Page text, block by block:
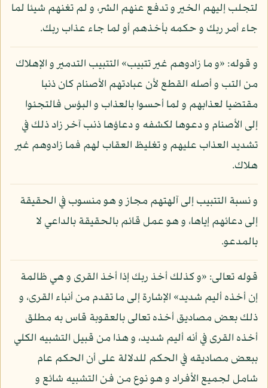
لتجلب إليهم الخير و تدفع عنهم الشر، و لم تغنهم شيئا لما
جاء أمر ربك و حكمه بأخذهم أو لما جاء عذاب ربك.
و قوله: «و ما زادوهم غير تتبيب» التتبيب التدمير و الإهلاك
من التب و أصله القطع لأن عبادتهم الأصنام كان ذنبا
مقتضيا لعذابهم و لما أحسوا بالعذاب و البؤس فالتجئوا
إلى الأصنام و دعوها لكشفه و دعاؤها ذنب آخر زاد ذلك في
تشديد العذاب عليهم و تغليظ العقاب لهم فما زادوهم غير
هلاك.
و نسبة التتبيب إلى آلهتهم مجاز و هو منسوب في الحقيقة
إلى دعائهم إياها، و هو عمل قائم بالحقيقة بالداعي لا
بالمدعو.
قوله تعالى: «و كذلك أخذ ربك إذا أخذ القرى و هي ظالمة
إن أخذه أليم شديد» الإشارة إلى ما تقدم من أنباء القرى، و
ذلك بعض مصاديق أخذه تعالى بالعقوبة قاس به مطلق
أخذه القرى في أنه أليم شديد، و هذا من قبيل التشبيه الكلي
ببعض مصاديقه في الحكم للدلالة على أن الحكم عام
شامل لجميع الأفراد و هو نوع من فن التشبيه شائع و